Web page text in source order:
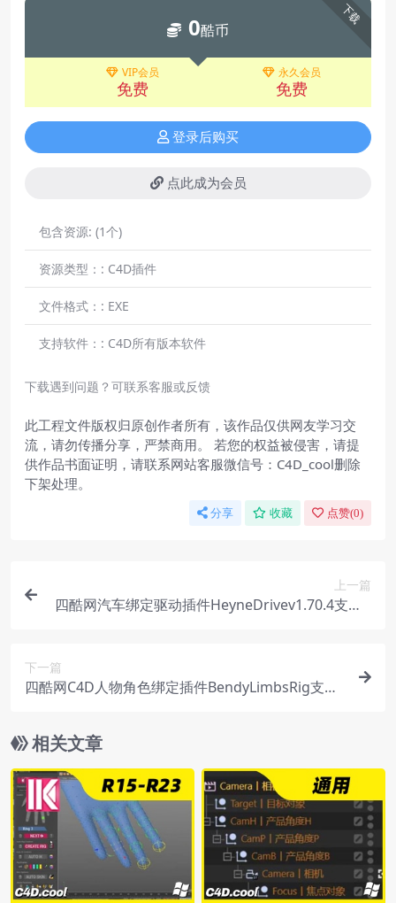
下载
0酷币
VIP会员
免费
永久会员
免费
登录后购买
点此成为会员
包含资源: (1个)
资源类型：: C4D插件
文件格式：: EXE
支持软件：: C4D所有版本软件
下载遇到问题？可联系客服或反馈
此工程文件版权归原创作者所有，该作品仅供网友学习交
流，请勿传播分享，严禁商用。 若您的权益被侵害，请提
供作品书面证明，请联系网站客服微信号：C4D_cool删除
下架处理。
分享 收藏 点赞(0)
上一篇
四酷网汽车绑定驱动插件HeyneDrivev1.70.4支持C
下一篇
四酷网C4D人物角色绑定插件BendyLimbsRig支持
相关文章